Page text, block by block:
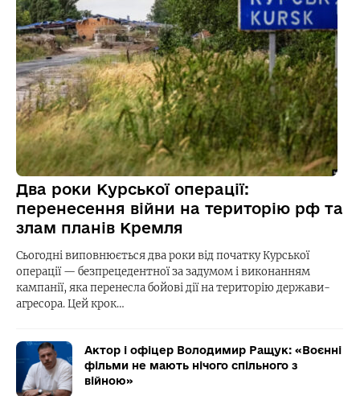
Два роки Курської операції:
перенесення війни на територію рф та
злам планів Кремля
Сьогодні виповнюється два роки від початку Курської
операції — безпрецедентної за задумом і виконанням
кампанії, яка перенесла бойові дії на територію держави-
агресора. Цей крок…
Актор і офіцер Володимир Ращук: «Воєнні
фільми не мають нічого спільного з
війною»